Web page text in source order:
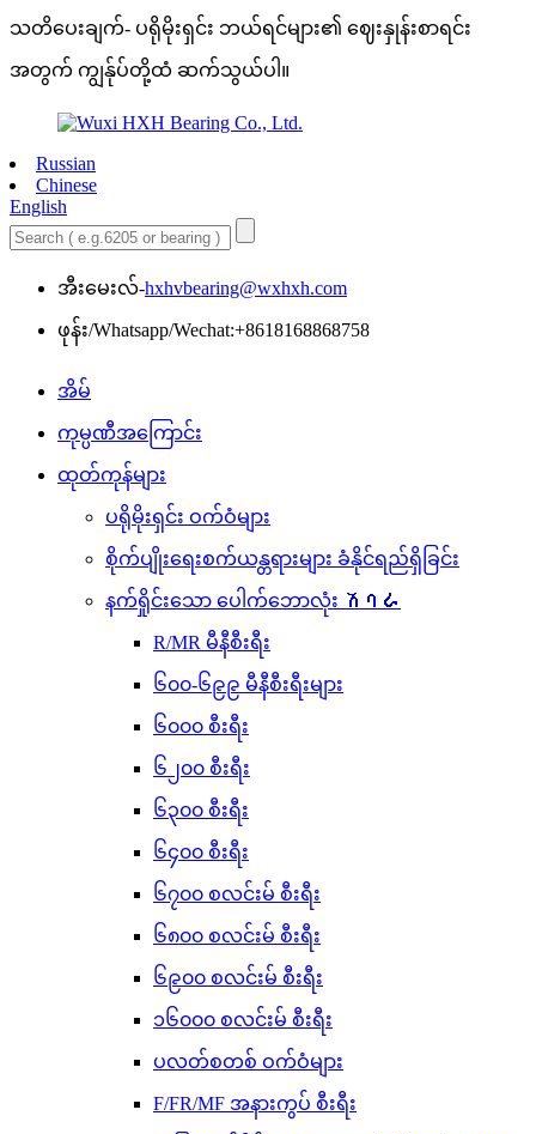
သတိပေးချက်- ပရိုမိုးရှင်း ဘယ်ရင်များ၏ ဈေးနှုန်းစာရင်း
အတွက် ကျွန်ုပ်တို့ထံ ဆက်သွယ်ပါ။
Russian
Chinese
English
အီးမေးလ်-hxhvbearing@wxhxh.com
ဖုန်း/Whatsapp/Wechat:+8618168868758
အိမ်
ကုမ္ပဏီအကြောင်း
ထုတ်ကုန်များ
ပရိုမိုးရှင်း ဝက်ဝံများ
စိုက်ပျိုးရေးစက်ယန္တရားများ ခံနိုင်ရည်ရှိခြင်း
နက်ရှိုင်းသော ပေါက်ဘောလုံး ሽባራ
R/MR မီနီစီးရီး
၆၀၀-၆၉၉ မီနီစီးရီးများ
၆၀၀၀ စီးရီး
၆၂၀၀ စီးရီး
၆၃၀၀ စီးရီး
၆၄၀၀ စီးရီး
၆၇၀၀ စလင်းမ် စီးရီး
၆၈၀၀ စလင်းမ် စီးရီး
၆၉၀၀ စလင်းမ် စီးရီး
၁၆၀၀၀ စလင်းမ် စီးရီး
ပလတ်စတစ် ဝက်ဝံများ
F/FR/MF အနားကွပ် စီးရီး